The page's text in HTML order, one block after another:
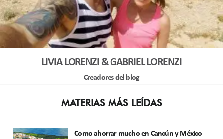
LIVIA LORENZI & GABRIEL LORENZI
Creadores del blog
MATERIAS MÁS LEÍDAS
Como ahorrar mucho en Cancún y México